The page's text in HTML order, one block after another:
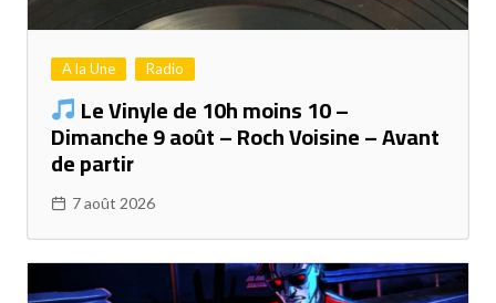
A la Une Radio
Le Vinyle de 10h moins 10 –
Dimanche 9 août – Roch Voisine – Avant
de partir
7 août 2026